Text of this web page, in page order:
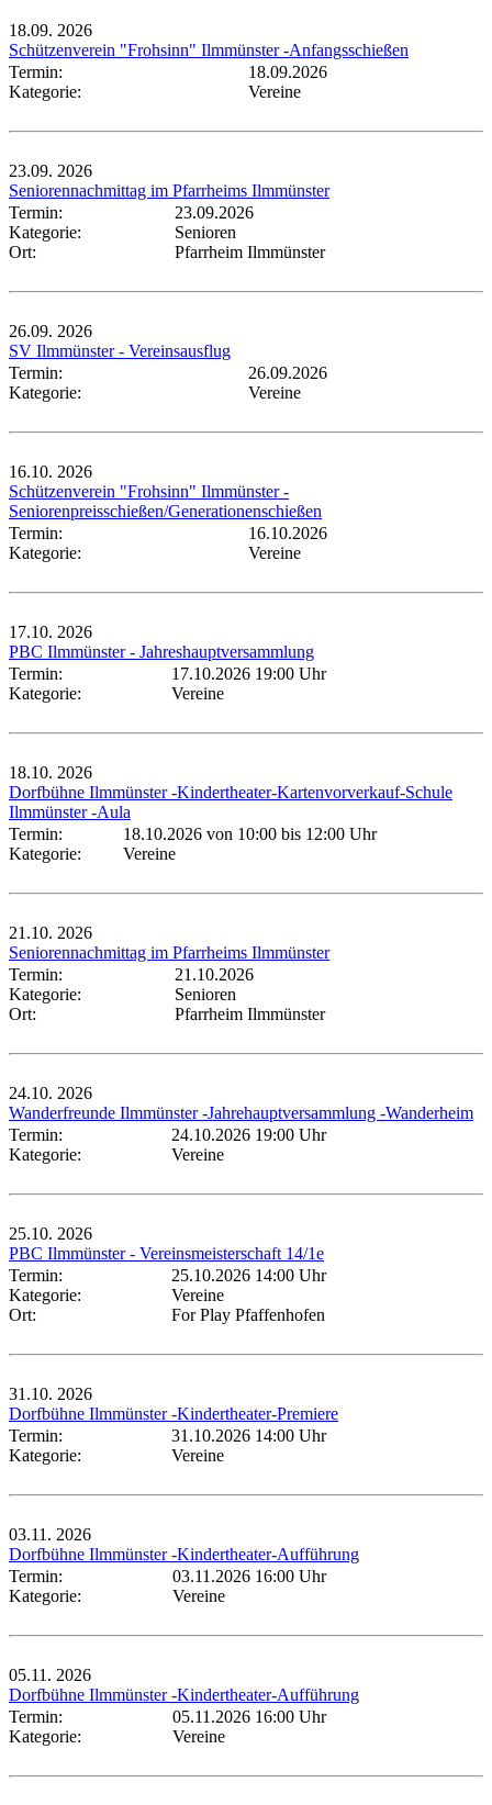
18.09. 2026
Schützenverein "Frohsinn" Ilmmünster -Anfangsschießen
Termin:
18.09.2026
Kategorie:
Vereine
23.09. 2026
Seniorennachmittag im Pfarrheims Ilmmünster
Termin:
23.09.2026
Kategorie:
Senioren
Ort:
Pfarrheim Ilmmünster
26.09. 2026
SV Ilmmünster - Vereinsausflug
Termin:
26.09.2026
Kategorie:
Vereine
16.10. 2026
Schützenverein "Frohsinn" Ilmmünster -
Seniorenpreisschießen/Generationenschießen
Termin:
16.10.2026
Kategorie:
Vereine
17.10. 2026
PBC Ilmmünster - Jahreshauptversammlung
Termin:
17.10.2026 19:00 Uhr
Kategorie:
Vereine
18.10. 2026
Dorfbühne Ilmmünster -Kindertheater-Kartenvorverkauf-Schule
Ilmmünster -Aula
Termin:
18.10.2026 von 10:00 bis 12:00 Uhr
Kategorie:
Vereine
21.10. 2026
Seniorennachmittag im Pfarrheims Ilmmünster
Termin:
21.10.2026
Kategorie:
Senioren
Ort:
Pfarrheim Ilmmünster
24.10. 2026
Wanderfreunde Ilmmünster -Jahrehauptversammlung -Wanderheim
Termin:
24.10.2026 19:00 Uhr
Kategorie:
Vereine
25.10. 2026
PBC Ilmmünster - Vereinsmeisterschaft 14/1e
Termin:
25.10.2026 14:00 Uhr
Kategorie:
Vereine
Ort:
For Play Pfaffenhofen
31.10. 2026
Dorfbühne Ilmmünster -Kindertheater-Premiere
Termin:
31.10.2026 14:00 Uhr
Kategorie:
Vereine
03.11. 2026
Dorfbühne Ilmmünster -Kindertheater-Aufführung
Termin:
03.11.2026 16:00 Uhr
Kategorie:
Vereine
05.11. 2026
Dorfbühne Ilmmünster -Kindertheater-Aufführung
Termin:
05.11.2026 16:00 Uhr
Kategorie:
Vereine